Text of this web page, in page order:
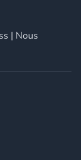
| Nous